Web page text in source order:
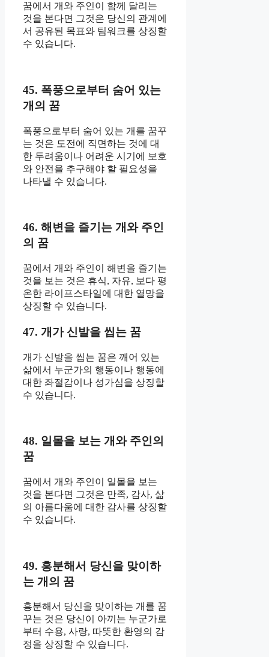
꿈에서 개와 주인이 함께 달리는
것을 본다면 그것은 당신의 관계에
서 공유된 목표와 팀워크를 상징할
수 있습니다.
45. 폭풍으로부터 숨어 있는
개의 꿈
폭풍으로부터 숨어 있는 개를 꿈꾸
는 것은 도전에 직면하는 것에 대
한 두려움이나 어려운 시기에 보호
와 안전을 추구해야 할 필요성을
나타낼 수 있습니다.
46. 해변을 즐기는 개와 주인
의 꿈
꿈에서 개와 주인이 해변을 즐기는
것을 보는 것은 휴식, 자유, 보다 평
온한 라이프스타일에 대한 열망을
상징할 수 있습니다.
47. 개가 신발을 씹는 꿈
개가 신발을 씹는 꿈은 깨어 있는
삶에서 누군가의 행동이나 행동에
대한 좌절감이나 성가심을 상징할
수 있습니다.
48. 일몰을 보는 개와 주인의
꿈
꿈에서 개와 주인이 일몰을 보는
것을 본다면 그것은 만족, 감사, 삶
의 아름다움에 대한 감사를 상징할
수 있습니다.
49. 흥분해서 당신을 맞이하
는 개의 꿈
흥분해서 당신을 맞이하는 개를 꿈
꾸는 것은 당신이 아끼는 누군가로
부터 수용, 사랑, 따뜻한 환영의 감
정을 상징할 수 있습니다.